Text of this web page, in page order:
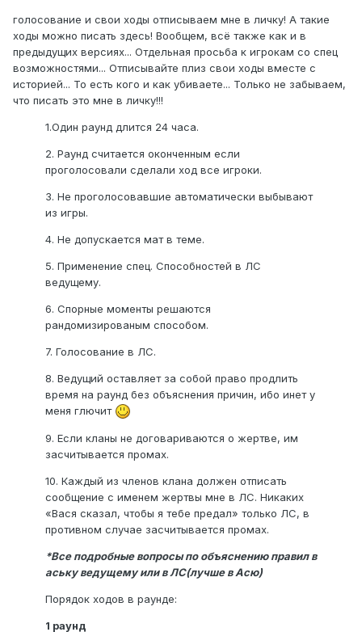
голосование и свои ходы отписываем мне в личку! А такие
ходы можно писать здесь! Вообщем, всё также как и в
предыдущих версиях... Отдельная просьба к игрокам со спец
возможностями... Отписывайте плиз свои ходы вместе с
историей... То есть кого и как убиваете... Только не забываем,
что писать это мне в личку!!!
1.Один раунд длится 24 часа.
2. Раунд считается оконченным если
проголосовали сделали ход все игроки.
3. Не проголосовавшие автоматически выбывают
из игры.
4. Не допускается мат в теме.
5. Применение спец. Способностей в ЛС
ведущему.
6. Спорные моменты решаются
рандомизированым способом.
7. Голосование в ЛС.
8. Ведущий оставляет за собой право продлить
время на раунд без объяснения причин, ибо инет у
меня глючит
9. Если кланы не договариваются о жертве, им
засчитывается промах.
10. Каждый из членов клана должен отписать
сообщение с именем жертвы мне в ЛС. Никаких
«Вася сказал, чтобы я тебе предал» только ЛС, в
противном случае засчитывается промах.
*Все подробные вопросы по объяснению правил в
аську ведущему или в ЛС(лучше в Асю)
Порядок ходов в раунде:
1 раунд